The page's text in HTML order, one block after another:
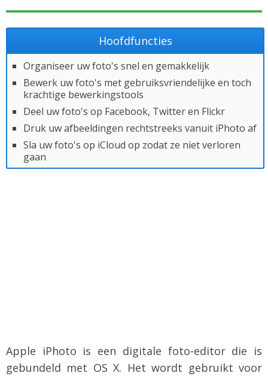
Hoofdfuncties
Organiseer uw foto's snel en gemakkelijk
Bewerk uw foto's met gebruiksvriendelijke en toch
krachtige bewerkingstools
Deel uw foto's op Facebook, Twitter en Flickr
Druk uw afbeeldingen rechtstreeks vanuit iPhoto af
Sla uw foto's op iCloud op zodat ze niet verloren
gaan
Apple iPhoto is een digitale foto-editor die is
gebundeld met OS X. Het wordt gebruikt voor